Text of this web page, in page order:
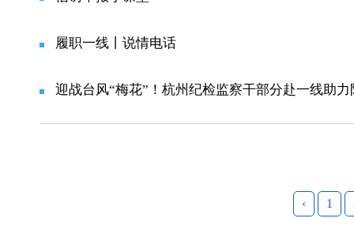
履职一线丨说情电话
迎战台风“梅花”！杭州纪检监察干部分赴一线助力
‹ 1